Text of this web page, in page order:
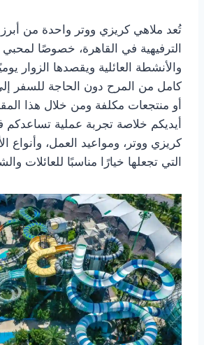
تُعد ملاهي كريزي ووتر واحدة من
الترفيهية في القاهرة، خصوصًا لمحبي
والأنشطة العائلية ويقصدها الزوار
كامل من المرح دون الحاجة للسفر
أو منتجعات مكلفة ومن خلال هذا
أيديكم خلاصة تجربة عملية تساعدكم
كريزي ووتر، ومواعيد العمل، وأنواع
التي تجعلها خيارًا مناسبًا للعائلات